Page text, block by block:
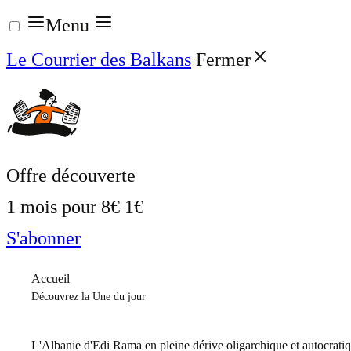
Aller
au
contenu
Menu
Le Courrier des Balkans Fermer
Offre découverte
1 mois pour 8€ 1€
S'abonner
Accueil
Découvrez la Une du jour
L'Albanie d'Edi Rama en pleine dérive oligarchique et